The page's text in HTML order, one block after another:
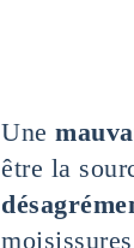
Une
être la